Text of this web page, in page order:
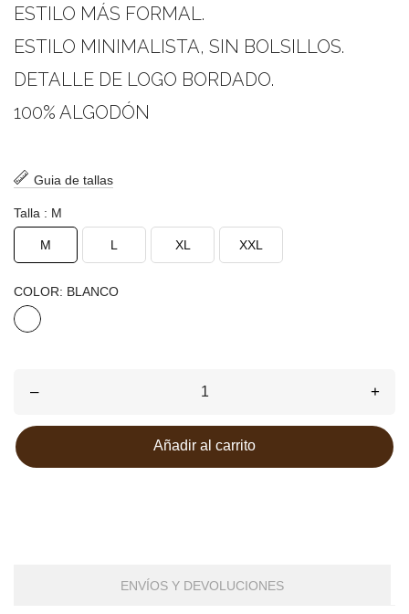
ESTILO MÁS FORMAL.
ESTILO MINIMALISTA, SIN BOLSILLOS.
DETALLE DE LOGO BORDADO.
100% ALGODÓN
Guia de tallas
Talla : M
M L XL XXL
COLOR: BLANCO
BLANCO
– +
Añadir al carrito
ENVÍOS Y DEVOLUCIONES